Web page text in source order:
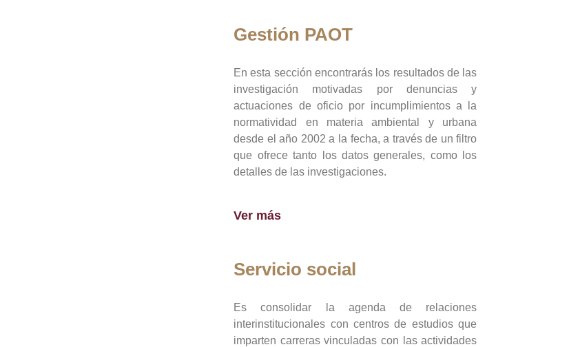
Gestión PAOT
En esta sección encontrarás los resultados de las
investigación motivadas por denuncias y
actuaciones de oficio por incumplimientos a la
normatividad en materia ambiental y urbana
desde el año 2002 a la fecha, a través de un filtro
que ofrece tanto los datos generales, como los
detalles de las investigaciones.
Ver más
Servicio social
Es consolidar la agenda de relaciones
interinstitucionales con centros de estudios que
imparten carreras vinculadas con las actividades